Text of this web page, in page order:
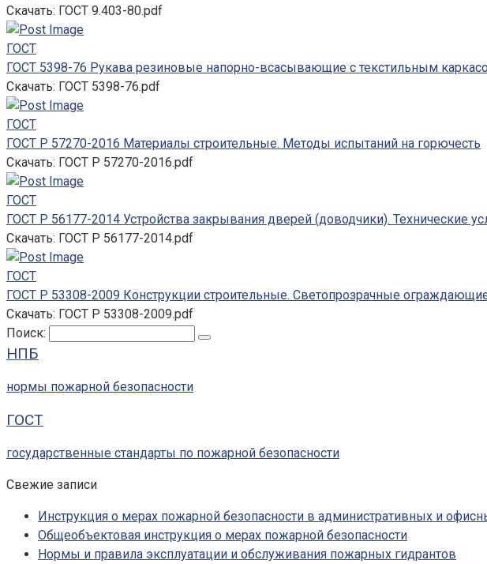
Скачать: ГОСТ 9.403-80.pdf
ГОСТ
ГОСТ 5398-76 Рукава резиновые напорно-всасывающие с текстильным
Скачать: ГОСТ 5398-76.pdf
ГОСТ
ГОСТ Р 57270-2016 Материалы строительные. Методы испытаний на горючесть
Скачать: ГОСТ Р 57270-2016.pdf
ГОСТ
ГОСТ Р 56177-2014 Устройства закрывания дверей (доводчики). Технические
Скачать: ГОСТ Р 56177-2014.pdf
ГОСТ
ГОСТ Р 53308-2009 Конструкции строительные. Светопрозрачные
Скачать: ГОСТ Р 53308-2009.pdf
Поиск:
НПБ
нормы пожарной безопасности
ГОСТ
государственные стандарты по пожарной безопасности
Свежие записи
Инструкция о мерах пожарной безопасности в административных и
Общеобъектовая инструкция о мерах пожарной безопасности
Нормы и правила эксплуатации и обслуживания пожарных гидрантов